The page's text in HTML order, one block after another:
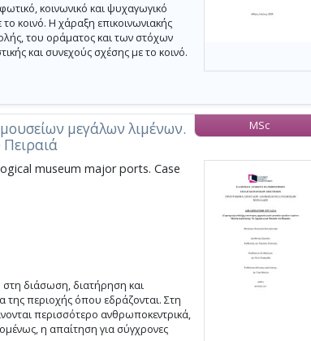
κοινωνικό και ψυχαγωγικό
κοινό. Η χάραξη επικοινωνιακής
του οράματος και των στόχων
και συνεχούς σχέσης με το κοινό.
μεγάλων λιμένων.
MSc
museum major ports. Case
διάσωση, διατήρηση και
της περιοχής όπου εδράζονται. Στη
περισσότερο ανθρωποκεντρικά,
η απαίτηση για σύγχρονες